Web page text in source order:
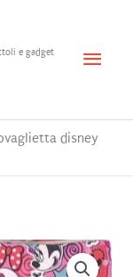
e gadget
Menu
disney